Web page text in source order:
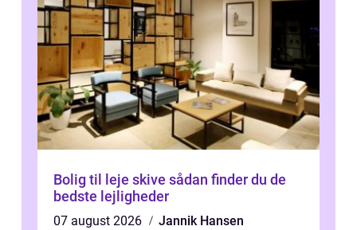
Bolig til leje skive sådan finder du de
bedste lejligheder
07 august 2026
Jannik Hansen